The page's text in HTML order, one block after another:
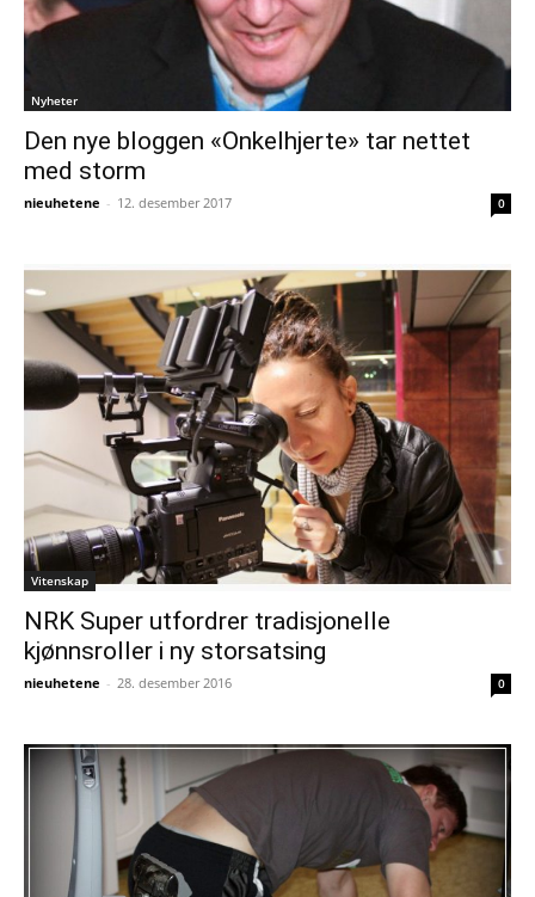
Nyheter
Den nye bloggen «Onkelhjerte» tar nettet
med storm
nieuhetene - 12. desember 2017 0
Vitenskap
NRK Super utfordrer tradisjonelle
kjønnsroller i ny storsatsing
nieuhetene - 28. desember 2016 0